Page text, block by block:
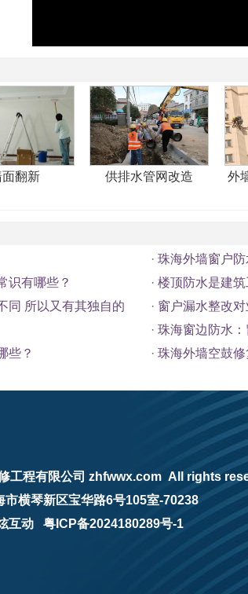
面翻新 供排水管网改造
外
· 珠海外墙窗户
识有哪些？ · 楼顶防水是建
同 所以又有其独自的 · 窗户漏水整改
· 珠海窗边防水
些？ · 珠海外墙空鼓
工程有限公司 zhfwwx.com All rights
市横琴新区宝华路6号105室-70238
互动
粤ICP备2024180289号-1